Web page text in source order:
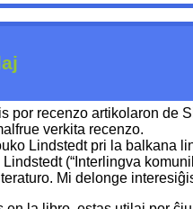
por recenzo artikolaron de
verkita recenzo.
Lindstedt pri la balkana
(“Interlingva
Mi delonge